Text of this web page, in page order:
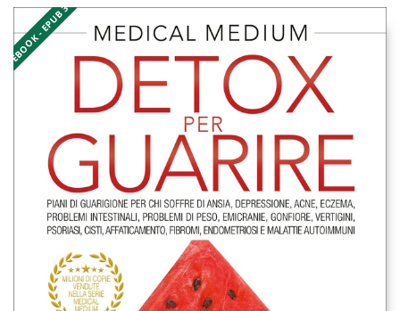
EBOOK - EPUB 3